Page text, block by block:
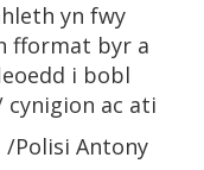
yn fwy
fformat byr a
i bobl
ac ati
Polisi Antony